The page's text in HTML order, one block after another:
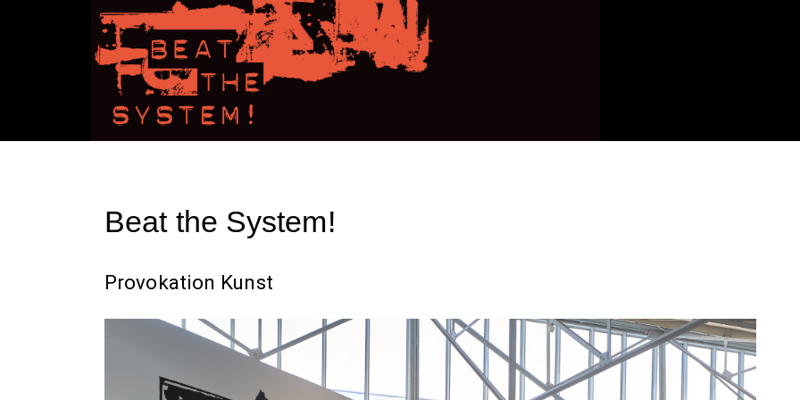
Beat the System!
Provokation Kunst